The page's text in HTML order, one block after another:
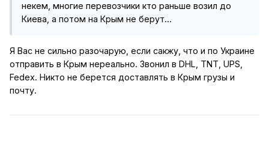
некем, многие перевозчики кто раньше возил до
Киева, а потом на Крым не берут...
Я Вас не сильно разочарую, если сакжу, что и по Украине
отправить в Крым нереально. Звонил в DHL, TNT, UPS,
Fedex. Никто не берется доставлять в Крым грузы и
почту.